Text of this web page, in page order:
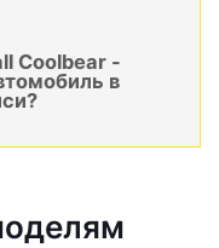
Coolbear -
в